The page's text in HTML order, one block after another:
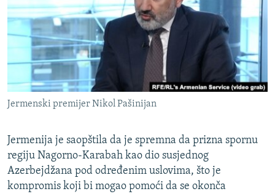
DNEVNO@RSE
SPECIJALI RSE
VIŠE OD NASLOVA
GENOCID U SREBRENICI
POPLAVE I KLIZIŠTA U BIH 2024.
TV LIBERTY
POST SCRIPTUM
MOJA EVROPA
PRATITE NAS
Sve RFE/RL stranice
Jermenski premijer Nikol Pašinijan
Jermenija je saopštila da je spremna da prizna spornu
regiju Nagorno-Karabah kao dio susjednog
Azerbejdžana pod određenim uslovima, što je
kompromis koji bi mogao pomoći da se okonča